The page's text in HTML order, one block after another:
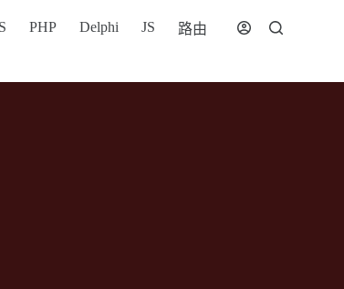
PHP Delphi JS 路由